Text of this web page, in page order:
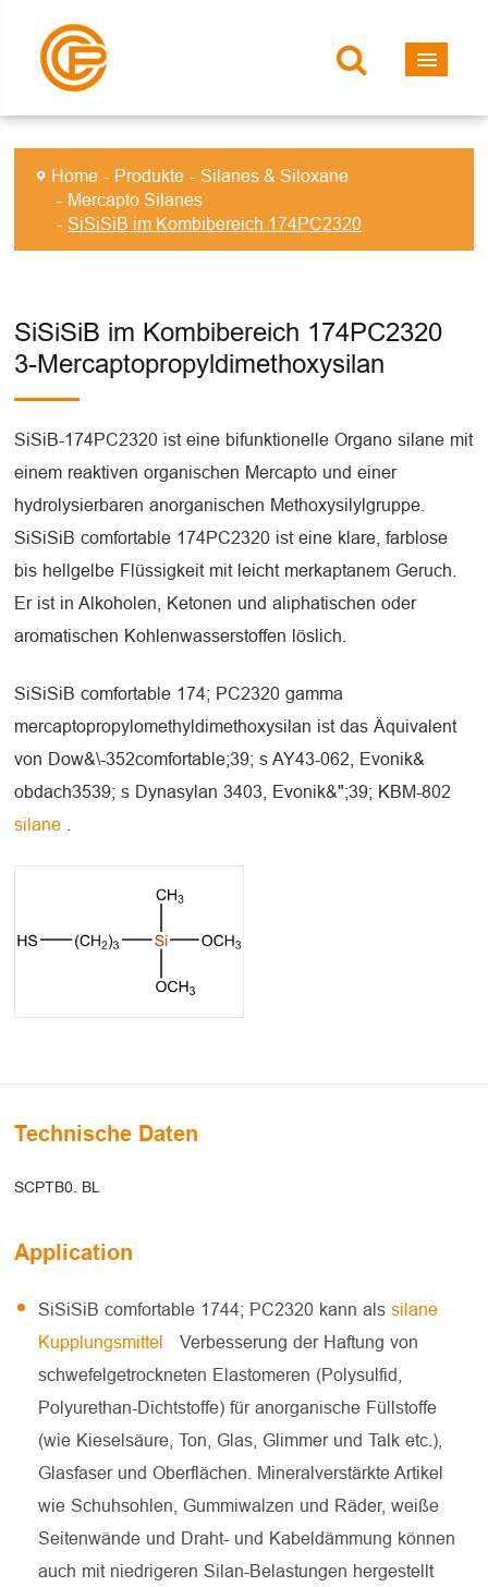
Home Produkte
Silanes & Siloxane
Mercapto Silanes
SiSiSiB im Kombibereich 174PC2320
SiSiSiB im Kombibereich 174PC2320
3-Mercaptopropyldimethoxysilan
SiSiB-174PC2320 ist eine bifunktionelle Organo silane mit
einem reaktiven organischen Mercapto und einer
hydrolysierbaren anorganischen Methoxysilylgruppe.
SiSiSiB comfortable 174PC2320 ist eine klare, farblose
bis hellgelbe Flüssigkeit mit leicht merkaptanem Geruch.
Er ist in Alkoholen, Ketonen und aliphatischen oder
aromatischen Kohlenwasserstoffen löslich.
SiSiSiB comfortable 174; PC2320 gamma
mercaptopropylomethyldimethoxysilan ist das Äquivalent
von Dow&\-352comfortable;39; s AY43-062, Evonik&
obdach3539; s Dynasylan 3403, Evonik&";39; KBM-802
silane
Technische Daten
SCPTB0. BL
Application
SiSiSiB comfortable 1744; PC2320 kann alssilane
Kupplungsmittel
Verbesserung der Haftung von
schwefelgetrockneten Elastomeren (Polysulfid,
Polyurethan-Dichtstoffe) für anorganische Füllstoffe
(wie Kieselsäure, Ton, Glas, Glimmer und Talk etc.),
Glasfaser und Oberflächen. Mineralverstärkte Artikel
wie Schuhsohlen, Gummiwalzen und Räder, weiße
Seitenwände und Draht- und Kabeldämmung können
auch mit niedrigeren Silan-Belastungen hergestellt